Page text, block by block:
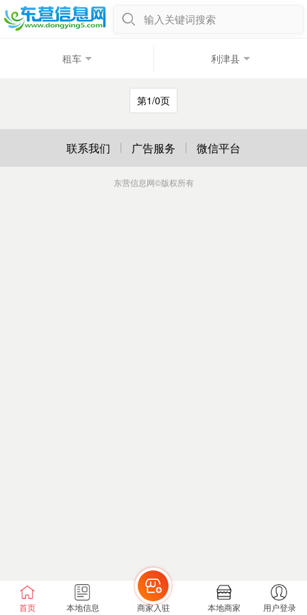
输入关键词搜索
租车 利津县
第1/0页
首页 本地信息 商家入驻 本地商家 用户登录
联系我们 广告服务 微信平台
东营信息网©版权所有